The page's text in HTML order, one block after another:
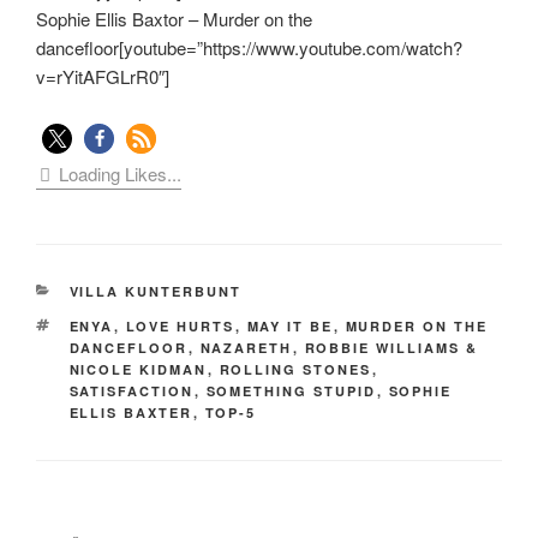
Sophie Ellis Baxtor – Murder on the
dancefloor[youtube=”https://www.youtube.com/watch?
v=rYitAFGLrR0″]
Loading Likes...
KATEGORIEN
VILLA KUNTERBUNT
SCHLAGWÖRTER
ENYA , LOVE HURTS , MAY IT BE , MURDER ON THE
DANCEFLOOR , NAZARETH , ROBBIE WILLIAMS &
NICOLE KIDMAN , ROLLING STONES ,
SATISFACTION , SOMETHING STUPID , SOPHIE
ELLIS BAXTER , TOP-5
Beitragsnavigation